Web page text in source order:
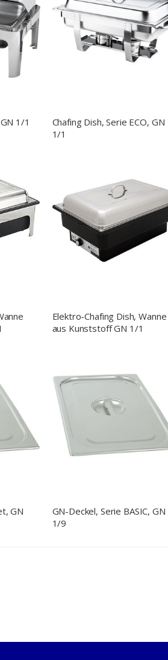
1/1
Chafing Dish, Serie ECO, GN
1/1
Elektro-Chafing Dish, Wanne
aus Kunststoff GN 1/1
GN
GN-Deckel, Serie BASIC, GN
1/9